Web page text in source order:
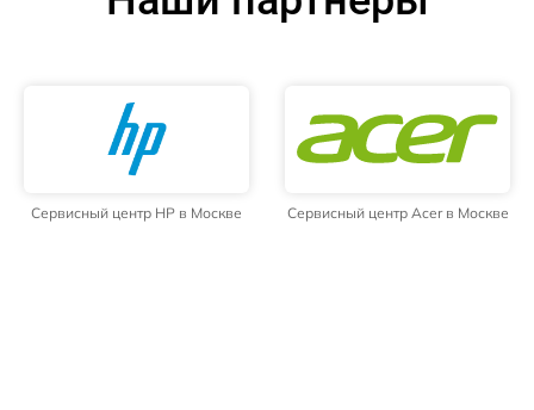
Сервисный центр HP в Москве Сервисный центр Acer в Москве